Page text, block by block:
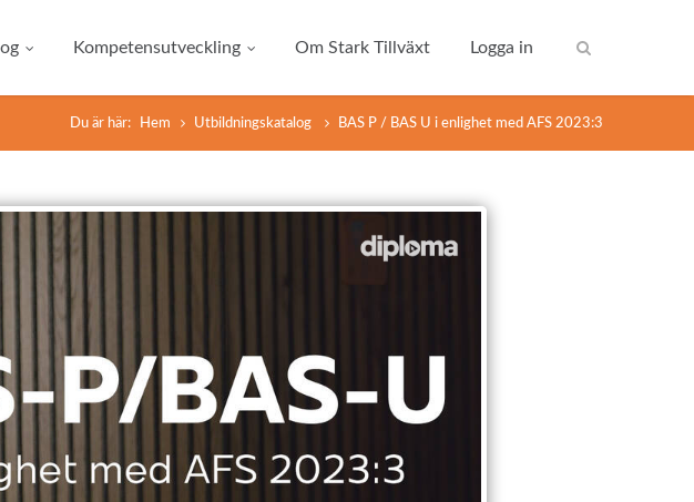
Kompetensutveckling Om Stark Tillväxt Logga in
Du är här: Hem Utbildningskatalog BAS P / BAS U i enlighet med AFS 2023:3